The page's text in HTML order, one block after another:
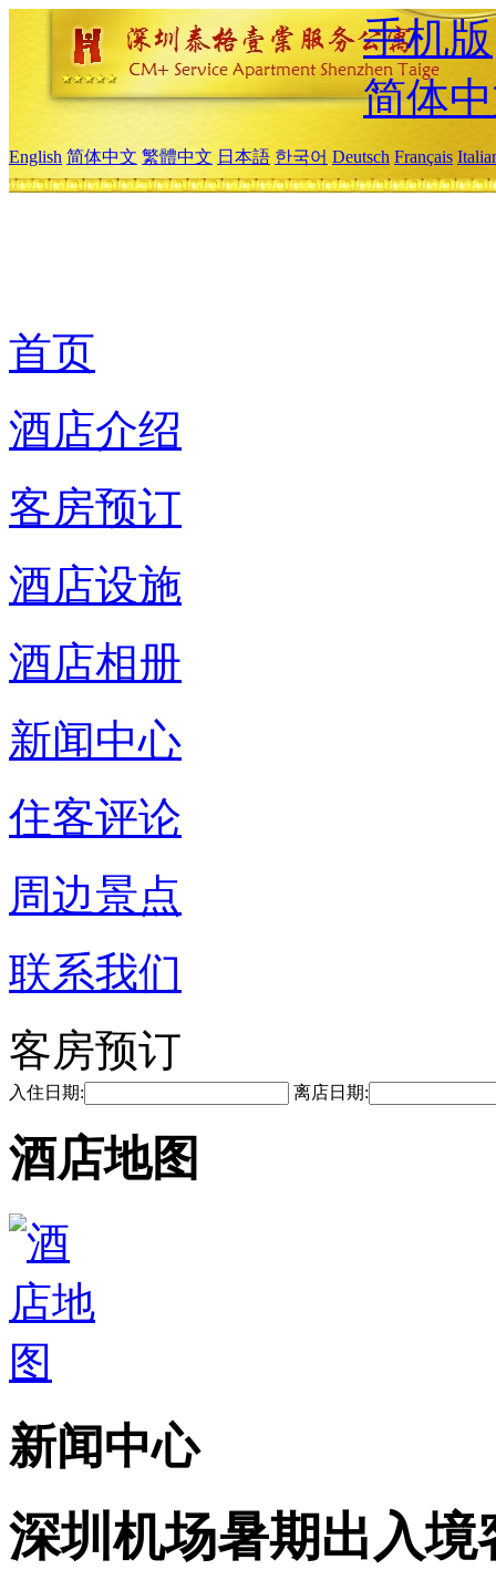
手机版
简体
English 简体中文 繁體中文 日本語 한국어 Deutsch Français
首页
酒店介绍
客房预订
酒店设施
酒店相册
新闻中心
住客评论
周边景点
联系我们
客房预订
入住日期: 离店日期:
酒店地图
新闻中心
深圳机场暑期出入